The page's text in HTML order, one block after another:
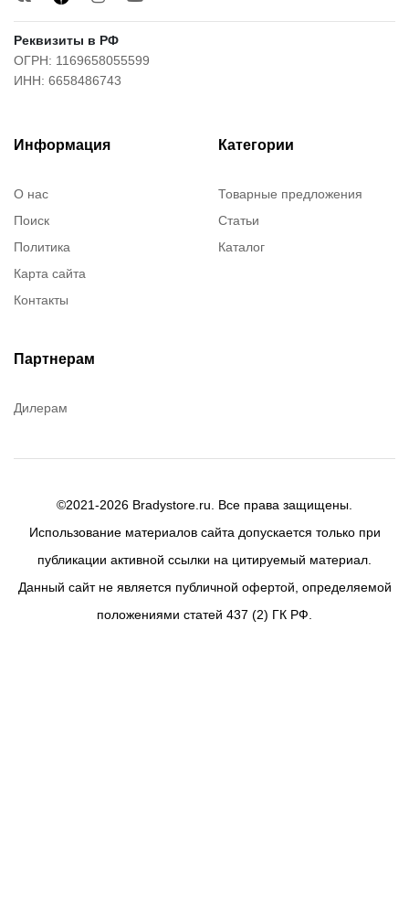
Реквизиты в РФ
ОГРН: 1169658055599
ИНН: 6658486743
Информация
О нас
Поиск
Политика
Карта сайта
Контакты
Категории
Товарные предложения
Статьи
Каталог
Партнерам
Дилерам
©2021-2026 Bradystore.ru. Все права защищены.
Использование материалов сайта допускается только при
публикации активной ссылки на цитируемый материал.
Данный сайт не является публичной офертой, определяемой
положениями статей 437 (2) ГК РФ.